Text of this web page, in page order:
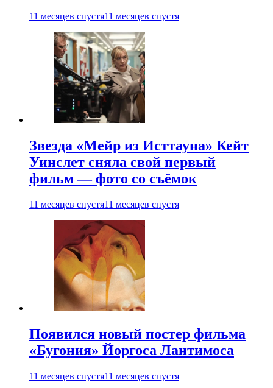
11 месяцев спустя11 месяцев спустя
Звезда «Мейр из Исттауна» Кейт
Уинслет сняла свой первый
фильм — фото со съёмок
11 месяцев спустя11 месяцев спустя
Появился новый постер фильма
«Бугония» Йоргоса Лантимоса
11 месяцев спустя11 месяцев спустя